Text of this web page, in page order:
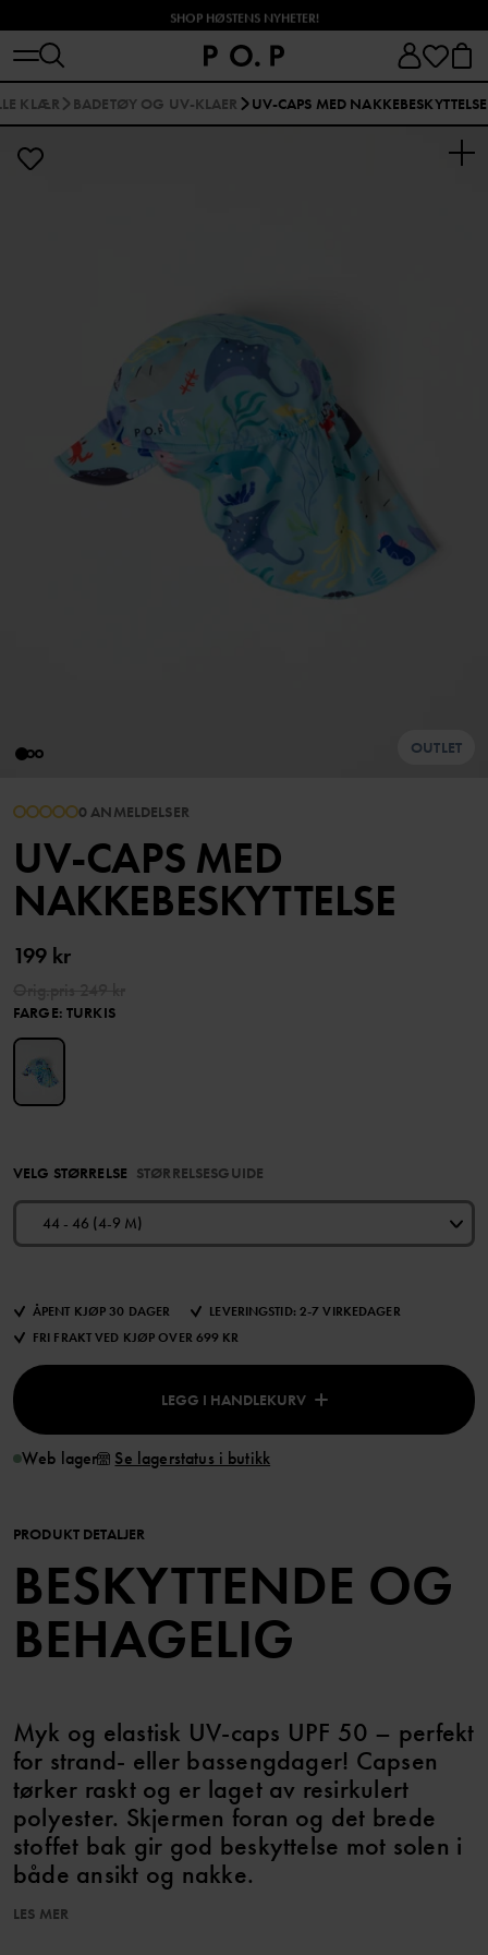
SHOP HØSTENS NYHETER!
KLÆR BADETØY OG UV-KLAER UV-CAPS MED NAKKEBESKYTTELSE
OUTLET
0 ANMELDELSER
UV-CAPS MED
NAKKEBESKYTTELSE
199 kr
FARGE: TURKIS
VELG STØRRELSE STØRRELSESGUIDE
44 - 46 (4-9 M)
ÅPENT KJØP 30 DAGER
LEVERINGSTID: 2-7 VIRKEDAGER
FRI FRAKT VED KJØP OVER 699 KR
LEGG I HANDLEKURV
Web lager Se lagerstatus i butikk
PRODUKT DETALJER
BESKYTTENDE OG
BEHAGELIG
Myk og elastisk UV-caps UPF 50 – perfekt
for strand- eller bassengdager! Capsen
tørker raskt og er laget av resirkulert
polyester. Skjermen foran og det brede
stoffet bak gir god beskyttelse mot solen i
både ansikt og nakke.
LES MER